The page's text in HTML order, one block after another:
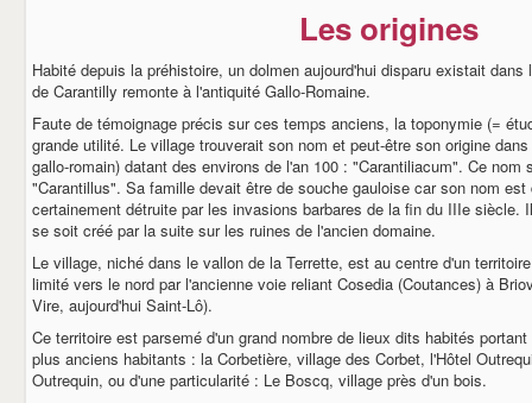
SERVICE DE SOINS INFIRMIERS A DOMICILE (SSIAD)
ASSISTANTES MATERNELLES / REPAM
ASSOCIATIONS
JSC TENNIS DE TABLE
BOL D'AIR
LE COMITE DES FETES
LE GOUGEON CARANTILLAIS
LA SOCIETE DE CHASSE
LA PATRIOTE
L'ETRIER
LE CERCLE DE L'AMITIE
LES ANCIENS COMBATTANTS
AUX CIDRES ETC
COMMERCANTS & ARTISANS
DEMARCHES ADMINISTRATIVES
CARTE D'IDENTITE
Les origines
Habité depuis la préhistoire, un dolmen aujourd'hui disparu existait
de Carantilly remonte à l'antiquité Gallo-Romaine.
Faute de témoignage précis sur ces temps anciens, la toponymie (=
grande utilité. Le village trouverait son nom et peut-être son origine
gallo-romain) datant des environs de l'an 100 : "Carantiliacum". Ce nom
"Carantillus". Sa famille devait être de souche gauloise car son nom
certainement détruite par les invasions barbares de la fin du IIIe siècle.
se soit créé par la suite sur les ruines de l'ancien domaine.
Le village, niché dans le vallon de la Terrette, est au centre d'un
limité vers le nord par l'ancienne voie reliant Cosedia (Coutances) à
Vire, aujourd'hui Saint-Lô).
Ce territoire est parsemé d'un grand nombre de lieux dits habités
plus anciens habitants : la Corbetière, village des Corbet, l'Hôtel
Outrequin, ou d'une particularité : Le Boscq, village près d'un bois.